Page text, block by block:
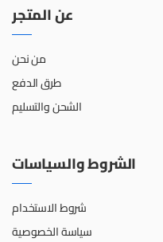
عن المتجر
من نحن
طرق الدفع
الشحن والتسليم
الشروط والسياسات
شروط الاستخدام
سياسة الخصوصية